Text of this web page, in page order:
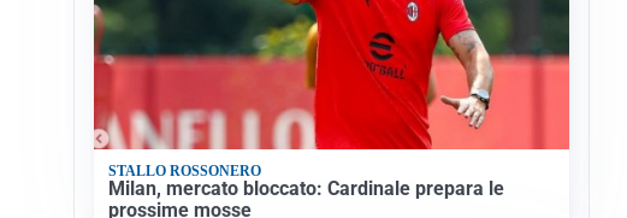
STALLO ROSSONERO
Milan, mercato bloccato: Cardinale prepara le
prossime mosse